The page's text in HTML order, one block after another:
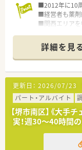
■2012年に10
■経営者も薬剤
■関西エリアを
■イチゴや、
です！
詳細を見
更新日： 2026/07/23
パート・アルバイト
【堺市南区】《大手
実！週30～40時間